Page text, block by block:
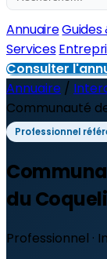
AnnuaireGuides
Services
Consulter
Annuaire /
Communauté
Professionnel
du
Professionnel ·